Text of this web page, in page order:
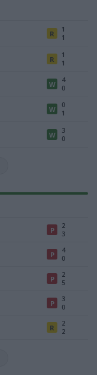
R
1
1
R
1
1
W
4
0
W
0
1
W
3
0
P
2
3
P
4
0
P
2
5
P
3
0
R
2
2